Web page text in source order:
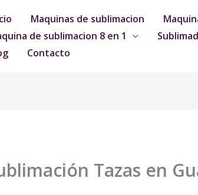
Maquinas de sublimacion
de sublimacion 8 en 1
Contacto
Tazas en